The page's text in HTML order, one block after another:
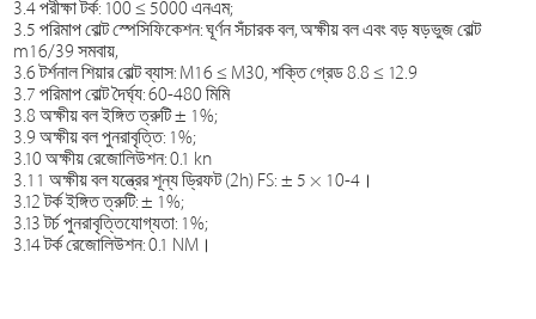
3.4 পরীক্ষা টর্ক: 100 ≤ 5000 এনএম;
3.5 পরিমাপ বোল্ট স্পেসিফিকেশন: ঘূর্ণন সঁচারক বল, অক্ষীয় বল এবং বড় ষড়ভুজ বোল্ট
m16/39 সমবায়,
3.6 টর্শনাল শিয়ার বোল্ট ব্যাস: M16 ≤ M30, শক্তি গ্রেড 8.8 ≤ 12.9
3.7 পরিমাপ বোল্ট দৈর্ঘ্য: 60-480 মিমি
3.8 অক্ষীয় বল ইঙ্গিত ত্রুটি ± 1%;
3.9 অক্ষীয় বল পুনরাবৃত্তি: 1%;
3.10 অক্ষীয় রেজোলিউশন: 0.1 kn
3.11 অক্ষীয় বল যন্ত্রের শূন্য ড্রিফট (2h) FS: ± 5 × 10-4।
3.12 টর্ক ইঙ্গিত ত্রুটি: ± 1%;
3.13 টর্চ পুনরাবৃত্তিযোগ্যতা: 1%;
3.14 টর্ক রেজোলিউশন: 0.1 NM।